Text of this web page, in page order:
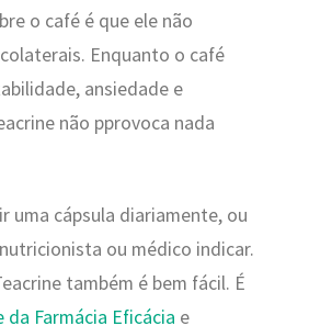
o café é que ele não
Enquanto o café
ansiedade e
não pprovoca nada
uma cápsula diariamente, ou
ou médico indicar.
também é bem fácil. É
da Farmácia Eficácia e